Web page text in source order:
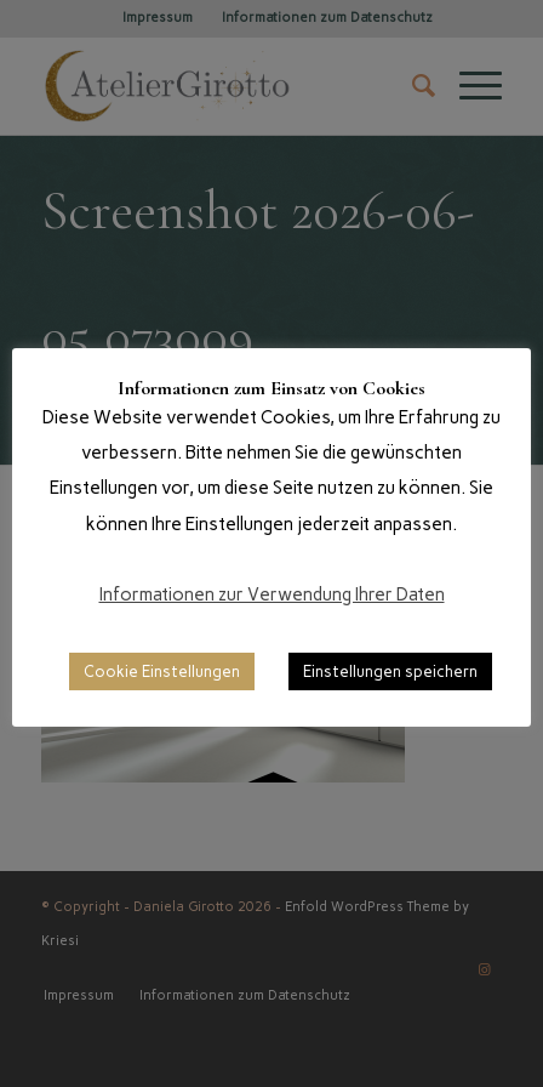
Impressum Informationen zum Datenschutz
Screenshot 2026-06-
05 073009
Du bist hier: Startseite / Shop /
Internationale Ausstellungen / Selections /
© Copyright - Daniela Girotto 2026 - Enfold WordPress Theme by
Kriesi
Impressum Informationen zum Datenschutz
Informationen zum Einsatz von Cookies
Diese Website verwendet Cookies, um Ihre Erfahrung zu
verbessern. Bitte nehmen Sie die gewünschten
Einstellungen vor, um diese Seite nutzen zu können. Sie
können Ihre Einstellungen jederzeit anpassen.
Informationen zur Verwendung Ihrer Daten
Cookie Einstellungen Einstellungen speichern